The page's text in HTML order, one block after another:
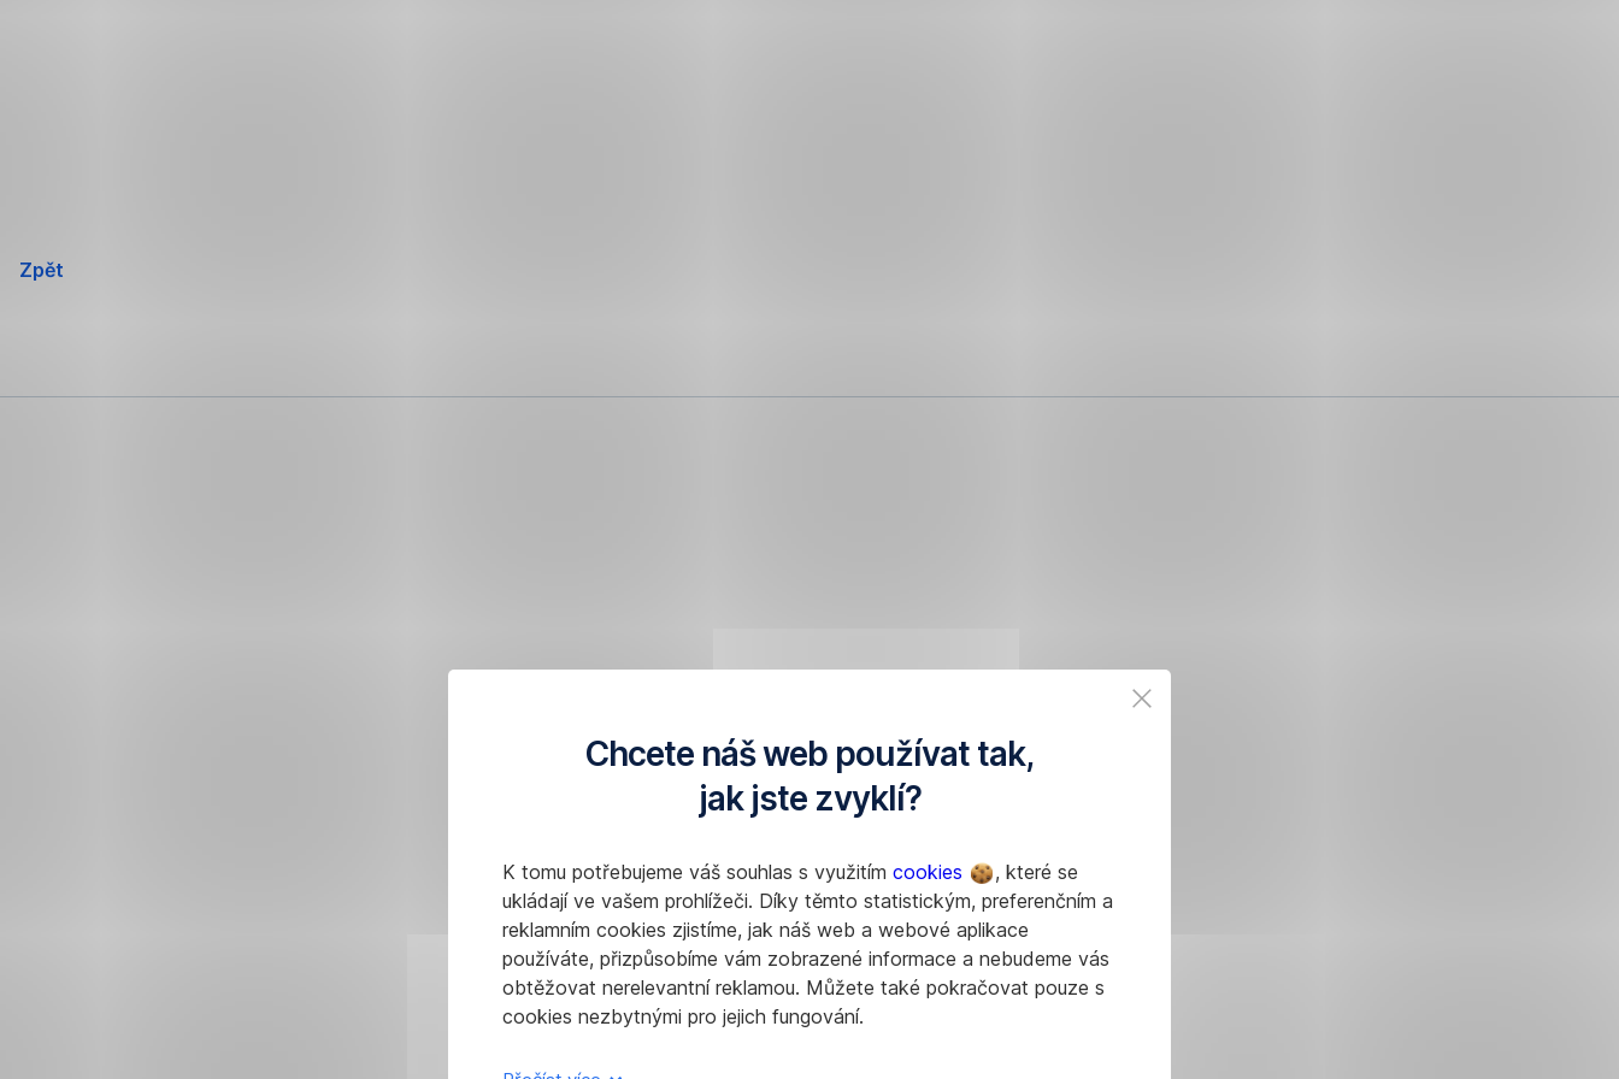
Chcete náš web používat tak,
jak jste zvyklí?
K tomu potřebujeme váš souhlas s využitím cookies
, které se
ukládají ve vašem prohlížeči. Díky těmto statistickým, preferenčním a
reklamním cookies zjistíme, jak náš web a webové aplikace
používáte, přizpůsobíme vám zobrazené informace a nebudeme vás
obtěžovat nerelevantní reklamou. Můžete také pokračovat pouze s
cookies nezbytnými pro jejich fungování.
Zpět